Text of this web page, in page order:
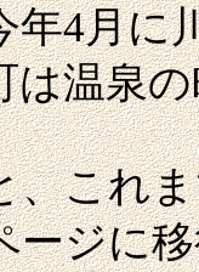
年4月に
は温泉
これま
ージに